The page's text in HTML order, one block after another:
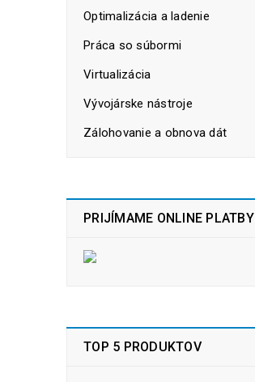
Optimalizácia a ladenie
Práca so súbormi
Virtualizácia
Vývojárske nástroje
Zálohovanie a obnova dát
PRIJÍMAME ONLINE PLATBY
TOP 5 PRODUKTOV